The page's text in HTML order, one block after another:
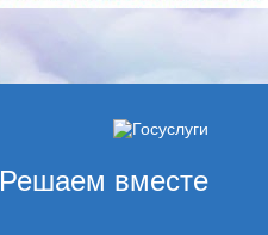
Решаем вместе